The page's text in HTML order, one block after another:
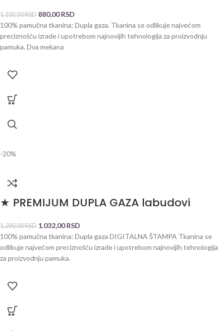
1.100,00RSD 880,00RSD
100% pamučna tkanina: Dupla gaza. Tkanina se odlikuje najvećom
preciznošću izrade i upotrebom najnovijih tehnologija za proizvodnju
pamuka. Dva mekana
-20%
★ PREMIJUM DUPLA GAZA labudovi
1.290,00RSD 1.032,00RSD
100% pamučna tkanina: Dupla gaza DIGITALNA ŠTAMPA Tkanina se
odlikuje najvećom preciznošću izrade i upotrebom najnovijih tehnologija
za proizvodnju pamuka.